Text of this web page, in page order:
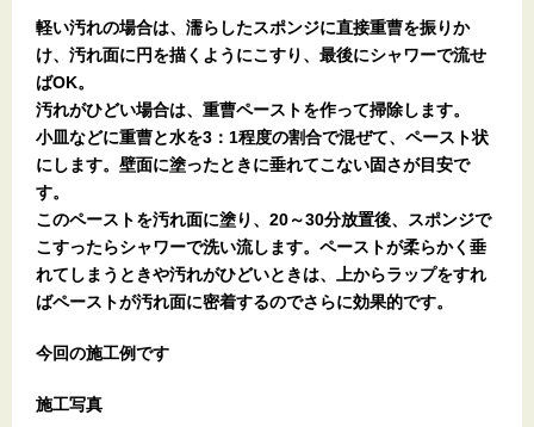
軽い汚れの場合は、濡らしたスポンジに直接重曹を振りか
け、汚れ面に円を描くようにこすり、最後にシャワーで流せ
ばOK。
汚れがひどい場合は、重曹ペーストを作って掃除します。
小皿などに重曹と水を3：1程度の割合で混ぜて、ペースト状
にします。壁面に塗ったときに垂れてこない固さが目安で
す。
このペーストを汚れ面に塗り、20～30分放置後、スポンジで
こすったらシャワーで洗い流します。ペーストが柔らかく垂
れてしまうときや汚れがひどいときは、上からラップをすれ
ばペーストが汚れ面に密着するのでさらに効果的です。
今回の施工例です
施工写真